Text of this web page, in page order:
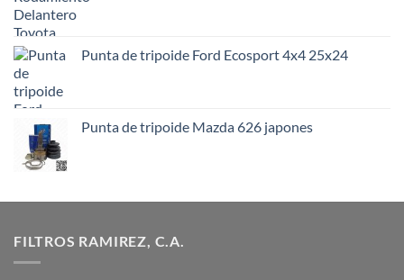
Punta de tripoide Ford Ecosport 4x4 25x24
Punta de tripoide Mazda 626 japones
FILTROS RAMIREZ, C.A.